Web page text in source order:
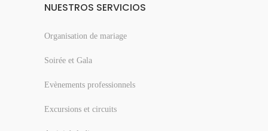
NUESTROS SERVICIOS
Organisation de mariage
Soirée et Gala
Evènements professionnels
Excursions et circuits